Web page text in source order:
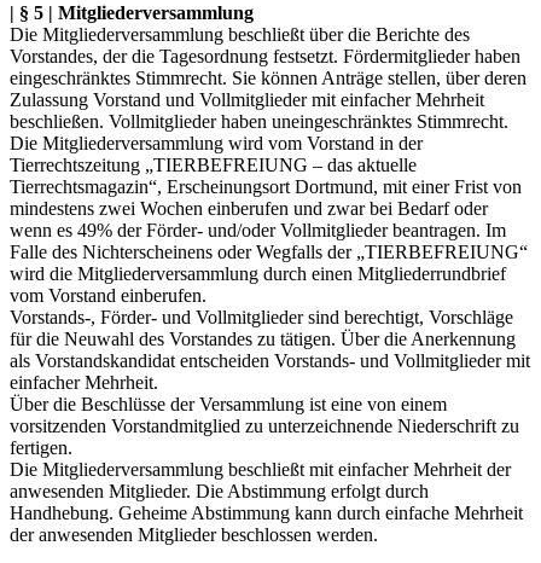
| § 5 | Mitgliederversammlung
Die Mitgliederversammlung beschließt über die Berichte des
Vorstandes, der die Tagesordnung festsetzt. Fördermitglieder haben
eingeschränktes Stimmrecht. Sie können Anträge stellen, über deren
Zulassung Vorstand und Vollmitglieder mit einfacher Mehrheit
beschließen. Vollmitglieder haben uneingeschränktes Stimmrecht.
Die Mitgliederversammlung wird vom Vorstand in der
Tierrechtszeitung „TIERBEFREIUNG – das aktuelle
Tierrechtsmagazin“, Erscheinungsort Dortmund, mit einer Frist von
mindestens zwei Wochen einberufen und zwar bei Bedarf oder
wenn es 49% der Förder- und/oder Vollmitglieder beantragen. Im
Falle des Nichterscheinens oder Wegfalls der „TIERBEFREIUNG“
wird die Mitgliederversammlung durch einen Mitgliederrundbrief
vom Vorstand einberufen.
Vorstands-, Förder- und Vollmitglieder sind berechtigt, Vorschläge
für die Neuwahl des Vorstandes zu tätigen. Über die Anerkennung
als Vorstandskandidat entscheiden Vorstands- und Vollmitglieder mit
einfacher Mehrheit.
Über die Beschlüsse der Versammlung ist eine von einem
vorsitzenden Vorstandmitglied zu unterzeichnende Niederschrift zu
fertigen.
Die Mitgliederversammlung beschließt mit einfacher Mehrheit der
anwesenden Mitglieder. Die Abstimmung erfolgt durch
Handhebung. Geheime Abstimmung kann durch einfache Mehrheit
der anwesenden Mitglieder beschlossen werden.